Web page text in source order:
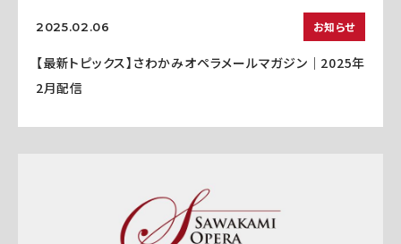
2025.02.06 お知らせ
【最新トピックス】さわかみオペラメールマガジン｜2025年
2月配信